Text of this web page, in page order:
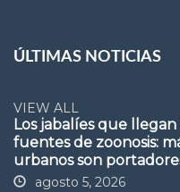
ÚLTIMAS NOTICIAS
VIEW ALL
Los jabalíes que
fuentes de zoonosis:
urbanos son
agosto 5, 2026